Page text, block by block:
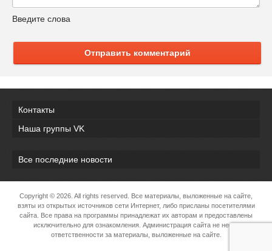
Введите слова
Отправить комментарий
Контакты
Наша группы VK
Все последние новости
Copyright © 2026. All rights reserved. Все материалы, выложенные на сайте,
взяты из открытых источников сети Интернет, либо присланы посетителями
сайта. Все права на программы принадлежат их авторам и предоставлены
исключительно для ознакомления. Администрация сайта не несет
ответственности за материалы, выложенные на сайте.